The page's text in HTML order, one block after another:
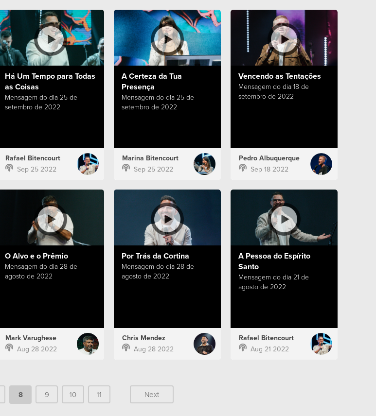
Há Um Tempo para Todas
as Coisas
Mensagem do dia 25 de
setembro de 2022
Rafael Bitencourt
Sep 25 2022
A Certeza da Tua
Presença
Mensagem do dia 25 de
setembro de 2022
Marina Bitencourt
Sep 25 2022
Vencendo as Tentações
Mensagem do dia 18 de
setembro de 2022
Pedro Albuquerque
Sep 18 2022
O Alvo e o Prêmio
Mensagem do dia 28 de
agosto de 2022
Mark Varughese
Aug 28 2022
Por Trás da Cortina
Mensagem do dia 28 de
agosto de 2022
Chris Mendez
Aug 28 2022
A Pessoa do Espírito
Santo
Mensagem do dia 21 de
agosto de 2022
Rafael Bitencourt
Aug 21 2022
8 9 10 11 Next